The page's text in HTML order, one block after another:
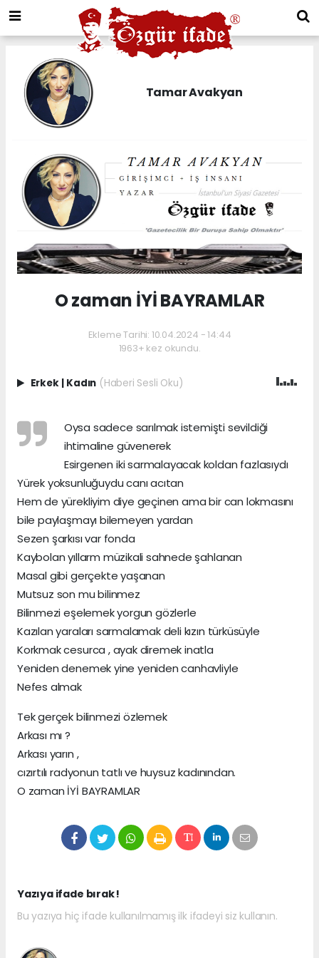
Tamar Avakyan
O zaman İYİ BAYRAMLAR
Ekleme Tarihi: 10.04.2024 - 14:44
1963+ kez okundu.
Erkek Kadın (Haberi Sesli Oku)
Oysa sadece sarılmak istemişti sevildiği
ihtimaline güvenerek
Esirgenen iki sarmalayacak koldan fazlasıydı
Yürek yoksunluğuydu canı acıtan
Hem de yürekliyim diye geçinen ama bir can lokmasını
bile paylaşmayı bilemeyen yardan
Sezen şarkısı var fonda
Kaybolan yıllarm müzikali sahnede şahlanan
Masal gibi gerçekte yaşanan
Mutsuz son mu bilinmez
Bilinmezi eşelemek yorgun gözlerle
Kazılan yaraları sarmalamak deli kızın türküsüyle
Korkmak cesurca , ayak diremek inatla
Yeniden denemek yine yeniden canhavliyle
Nefes almak
Tek gerçek bilinmezi özlemek
Arkası mı ?
Arkası yarın ,
cızırtılı radyonun tatlı ve huysuz kadınından.
O zaman İYİ BAYRAMLAR
Yazıya ifade bırak !
Bu yazıya hiç ifade kullanılmamış ilk ifadeyi siz kullanın.